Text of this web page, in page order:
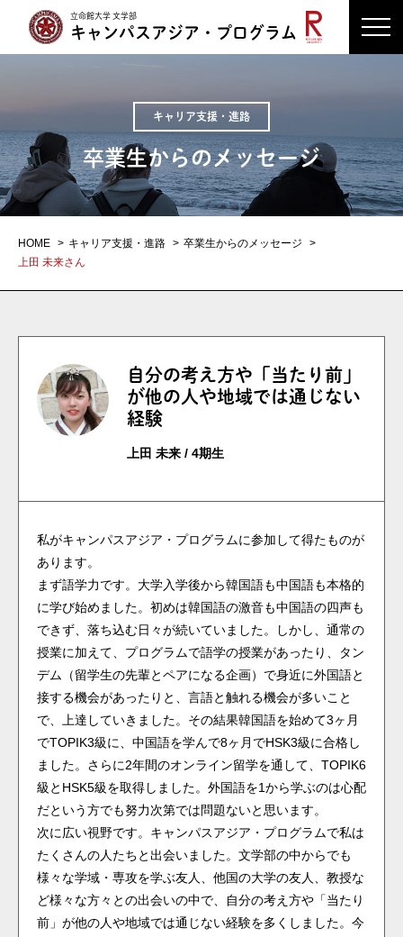
立命館大学 文学部
キャンパスアジア・プログラム
キャリア支援・進路
卒業生からのメッセージ
HOME キャリア支援・進路
卒業生からのメッセージ
上田 未来さん
自分の考え方や「当たり前」
が他の人や地域では通じない
経験
上田 未来 / 4期生
私がキャンパスアジア・プログラムに参加して得たものが
あります。
まず語学力です。大学入学後から韓国語も中国語も本格的
に学び始めました。初めは韓国語の激音も中国語の四声も
できず、落ち込む日々が続いていました。しかし、通常の
授業に加えて、プログラムで語学の授業があったり、タン
デム（留学生の先輩とペアになる企画）で身近に外国語と
接する機会があったりと、言語と触れる機会が多いこと
で、上達していきました。その結果韓国語を始めて3ヶ月
でTOPIK3級に、中国語を学んで8ヶ月でHSK3級に合格し
ました。さらに2年間のオンライン留学を通して、TOPIK6
級とHSK5級を取得しました。外国語を1から学ぶのは心配
だという方でも努力次第では問題ないと思います。
次に広い視野です。キャンパスアジア・プログラムで私は
たくさんの人たちと出会いました。文学部の中からでも
様々な学域・専攻を学ぶ友人、他国の大学の友人、教授な
ど様々な方々との出会いの中で、自分の考え方や「当たり
前」が他の人や地域では通じない経験を多くしました。今